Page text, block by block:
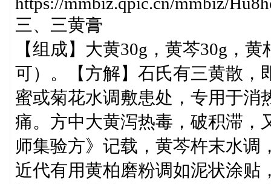
三、三黄膏
【组成】大黄30g，黄芩30g，
可）。【方解】石氏有三黄散，
蜜或菊花水调敷患处，专用于消
痛。方中大黄泻热毒，破积滞，
师集验方》记载，黄芩杵末水调
近代有用黄柏磨粉调如泥状涂贴